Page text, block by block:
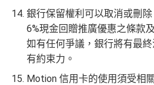
銀行保留權利可以取消或刪
6%現金回贈推廣優惠之條款
如有任何爭議，銀行將有最
有約束力。
Motion 信用卡的使用須受相